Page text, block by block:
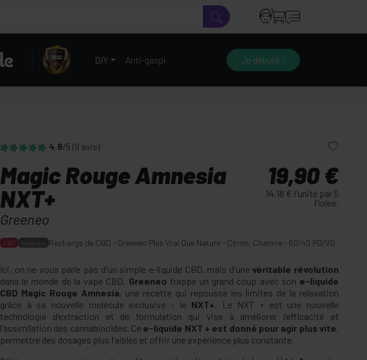
DIY Anti-gaspi Je débute !
4.9/5 (9 avis)
Magic Rouge Amnesia
NXT+
Greeneo
19,90 €
14.18 € l'unité par 5
fioles.
CBD Greeneo Recharge de CBD - Greeneo Plus Vrai Que Nature - Citron, Chanvre - 60/40 PG/VG - 00 mg
Ici, on ne vous parle pas d'un simple e-liquide CBD, mais d'unevéritable révolution
dans le monde de la vape CBD. Greeneo frappe un grand coup avec son e-liquide
CBD Magic Rouge Amnesia, une recette qui repousse les limites de la relaxation
grâce à sa nouvelle molécule exclusive : le NXT+. Le NXT + est une nouvelle
technologie d’extraction et de formulation qui vise à améliorer l’efficacité et
l’assimilation des cannabinoïdes. Ce e-liquide NXT + est donné pour agir plus vite,
permettre des dosages plus faibles et offrir une expérience plus constante.